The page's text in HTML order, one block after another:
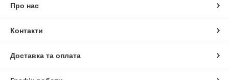
Про нас
Контакти
Доставка та оплата